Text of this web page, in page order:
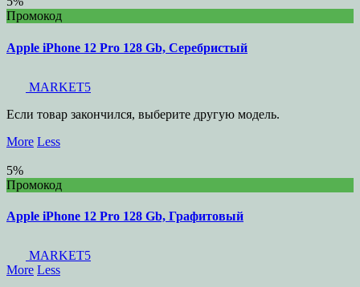
Промокод
Apple iPhone 12 Pro 128 Gb, Серебристый
MARKET5
Если товар закончился, выберите другую модель.
More Less
5%
Промокод
Apple iPhone 12 Pro 128 Gb, Графитовый
MARKET5
More Less